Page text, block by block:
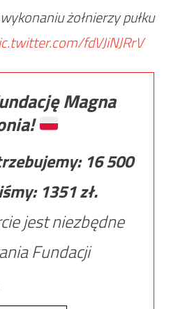
żołnierzy pułku
fdVJiNJRrV
Magna
16 500
1351zł.
jest niezbędne
Fundacji